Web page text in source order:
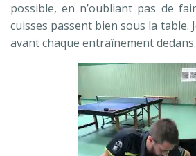
possible, en n’oubliant pas de
cuisses passent bien sous la table.
avant chaque entraînement dedans.